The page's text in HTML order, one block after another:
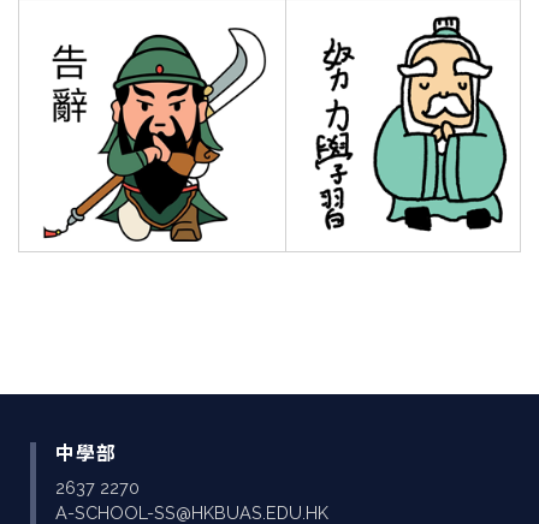
中學部
2637 2270
A-SCHOOL-SS@HKBUAS.EDU.HK